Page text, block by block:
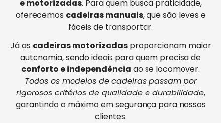
e motorizadas. Para quem busca praticidade,
oferecemos cadeiras manuais, que são leves e
fáceis de transportar.
Já as cadeiras motorizadasproporcionam maior
autonomia, sendo ideais para quem precisa de
conforto e independência ao se locomover.
Todos os modelos de cadeiras passam por
rigorosos critérios de qualidade e durabilidade,
garantindo o máximo em segurança para nossos
clientes.